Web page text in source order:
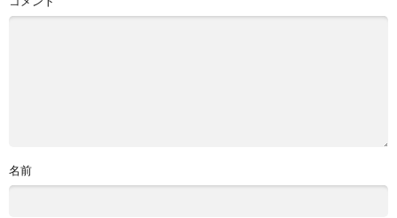
名前